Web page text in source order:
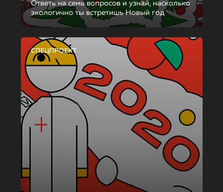
Ответь на семь вопросов и узнай, насколько
экологично ты встретишь Новый год
СПЕЦПРОЕКТ